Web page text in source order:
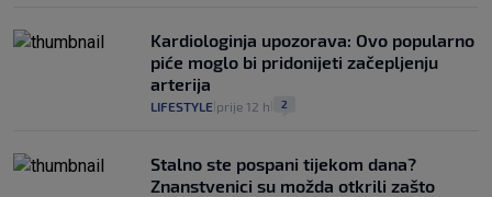
Kardiologinja upozorava: Ovo popularno
piće moglo bi pridonijeti začepljenju
arterija
LIFESTYLE prije 12 h 2
Stalno ste pospani tijekom dana?
Znanstvenici su možda otkrili zašto